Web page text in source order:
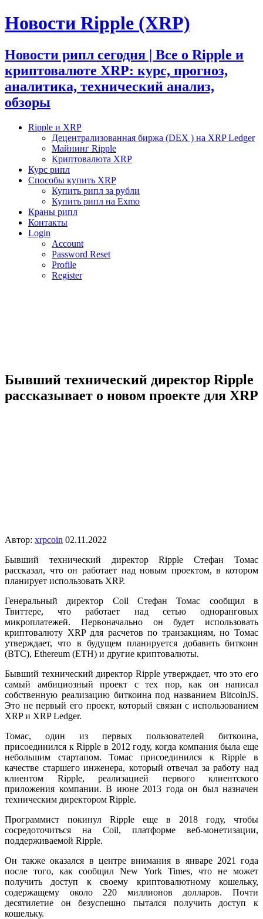
Новости Ripple (XRP)
Новости рипл сегодня | Все о Ripple и
криптовалюте XRP: курс, прогноз,
аналитика, технический анализ,
обзоры
Ripple и XRP
Децентрализованная биржа (DEX ) на XRP Ledger
Майнинг Ripple
Криптовалюта XRP
Курс рипл
Способы купить XRP
Купить рипл за рубли
Купить рипл на Exmo
Краны рипл
Контакты
Login
Account
Password Reset
Profile
Register
Бывший технический директор Ripple
рассказывает о новом проекте для XRP
Автор: xrpcoin 02.11.2022
Бывший технический директор Ripple Стефан Томас
рассказал, что он работает над новым проектом, в котором
планирует использовать XRP.
Генеральный директор Coil Стефан Томас сообщил в
Твиттере, что работает над сетью одноранговых
микроплатежей. Первоначально он будет использовать
криптовалюту XRP для расчетов по транзакциям, но Томас
утверждает, что в будущем планируется добавить биткоин
(BTC), Ethereum (ETH) и другие криптовалюты.
Бывший технический директор Ripple утверждает, что это его
самый амбициозный проект с тех пор, как он написал
собственную реализацию биткоина под названием BitcoinJS.
Это не первый его проект, который связан с использованием
XRP и XRP Ledger.
Томас, один из первых пользователей биткоина,
присоединился к Ripple в 2012 году, когда компания была еще
небольшим стартапом. Томас присоединился к Ripple в
качестве старшего инженера, который отвечал за работу над
клиентом Ripple, реализацией первого клиентского
приложения компании. В июне 2013 года он был назначен
техническим директором Ripple.
Программист покинул Ripple еще в 2018 году, чтобы
сосредоточиться на Coil, платформе веб-монетизации,
поддерживаемой Ripple.
Он также оказался в центре внимания в январе 2021 года
после того, как сообщил New York Times, что не может
получить доступ к своему криптовалютному кошельку,
содержащему около 220 миллионов долларов. Почти
десятилетие он безуспешно пытался получить доступ к
кошельку.